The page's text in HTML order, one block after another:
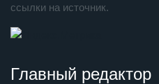
ссылки на источник.
Главный редактор